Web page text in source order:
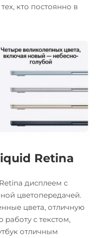
кто постоянно в
Retina
дисплеем с
цветопередачей.
цвета, отличную
с текстом,
отличным